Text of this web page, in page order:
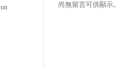
尚無留言可供顯示。